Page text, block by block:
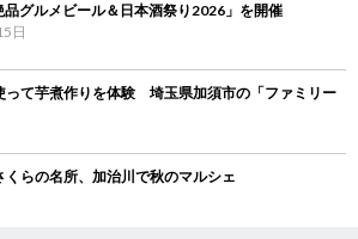
品グルメビール＆日本酒祭り2026」を開催
日
って芋煮作りを体験 埼玉県加須市の「ファミリー
らの名所、加治川で秋のマルシェ